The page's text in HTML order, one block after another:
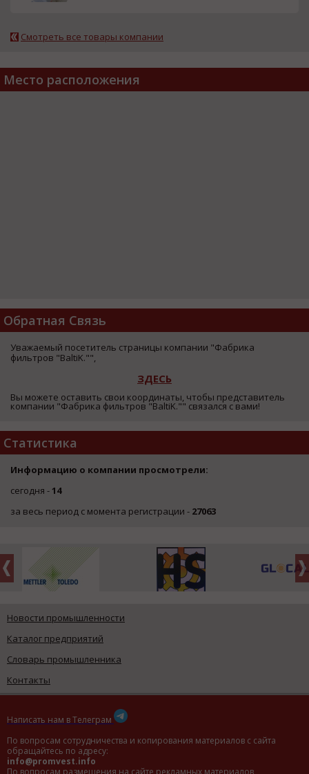
Смотреть все товары компании
Место расположения
Обратная Связь
Уважаемый посетитель страницы компании "Фабрика
фильтров "BaltiK."",
ЗДЕСЬ
Вы можете оставить свои координаты, чтобы представитель
компании "Фабрика фильтров "BaltiK."" связался с вами!
Статистика
Информацию о компании просмотрели:
сегодня -14
за весь период с момента регистрации - 27063
Новости промышленности
Каталог предприятий
Словарь промышленника
Контакты
Написать нам в Телеграм
По вопросам сотрудничества и копирования материалов с сайта
обращайтесь по адресу:
info@promvest.info